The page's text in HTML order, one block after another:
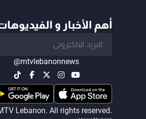
أهم الأخبار و
@mtvlebanonnews
Lebanon. All rights reserved.